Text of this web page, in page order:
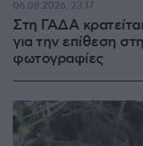
Στη ΓΑΔΑ
για την επίθεση
φωτογραφίες
06.08.2026, 23:17